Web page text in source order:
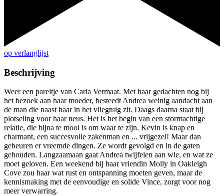
op verlanglijst
Beschrijving
Weer een pareltje van Carla Vermaat. Met haar gedachten nog bij
het bezoek aan haar moeder, besteedt Andrea weinig aandacht aan
de man die naast haar in het vliegtuig zit. Daags daarna staat hij
plotseling voor haar neus. Het is het begin van een stormachtige
relatie, die bijna te mooi is om waar te zijn. Kevin is knap en
charmant, een succesvolle zakenman en ... vrijgezel! Maar dan
gebeuren er vreemde dingen. Ze wordt gevolgd en in de gaten
gehouden. Langzaamaan gaat Andrea twijfelen aan wie, en wat ze
moet geloven. Een weekend bij haar vriendin Molly in Oakleigh
Cove zou haar wat rust en ontspanning moeten geven, maar de
kennismaking met de eenvoudige en solide Vince, zorgt voor nog
meer verwarring.